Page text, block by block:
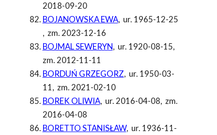
2018-09-20
BOJANOWSKA EWA, ur. 1965-12-25
, zm. 2023-12-16
BOJMAL SEWERYN, ur. 1920-08-15,
zm. 2012-11-11
BORDUŃ GRZEGORZ, ur. 1950-03-
11, zm. 2021-02-10
BOREK OLIWIA, ur. 2016-04-08, zm.
2016-04-08
BORETTO STANISŁAW, ur. 1936-11-